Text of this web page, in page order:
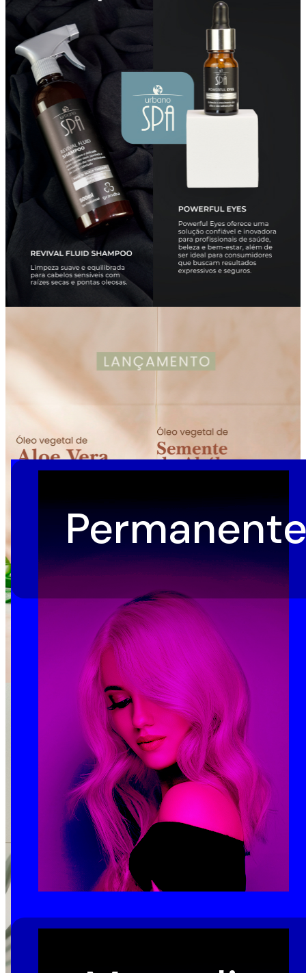
Soluções
Grandha
Cosméticos
profissionais
resultados
extraordinários
Permanente